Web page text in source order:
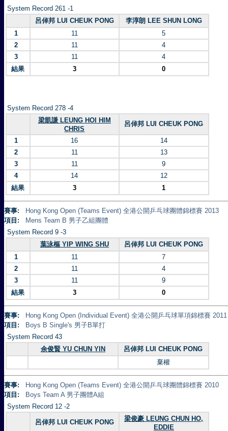
System Record 261 -1
呂倬邦 LUI CHEUK PONG
李淳朗 LEE SHUN LONG
1
11
5
2
11
4
3
11
4
結果
3 0
System Record 278 -4
梁凱謙 LEUNG HOI HIM
CHRIS
呂倬邦 LUI CHEUK PONG
1 16
14
2
11
13
3
11
9
4
14
12
結果
3 1
賽事:
Hong Kong Open (Teams Event) 全港公開乒乓球團體錦標賽 2013
項目:
Mens Team B 男子乙組團體
System Record 9 -3
葉泳樞 YIP WING SHU
呂倬邦 LUI CHEUK PONG
1
11
7
2
11
4
3
11
9
結果
3 0
賽事:
Hong Kong Open (Individual Event) 全港公開乒乓球單項錦標賽 2011
項目:
Boys B Single's 男子B單打
System Record 43
余俊賢 YU CHUN YIN
呂倬邦 LUI CHEUK PONG
棄權
賽事:
Hong Kong Open (Teams Event) 全港公開乒乓球團體錦標賽 2010
項目:
Boys Team A 男子團體A組
System Record 12 -2
呂倬邦 LUI CHEUK PONG
梁俊豪 LEUNG CHUN HO,
EDDIE